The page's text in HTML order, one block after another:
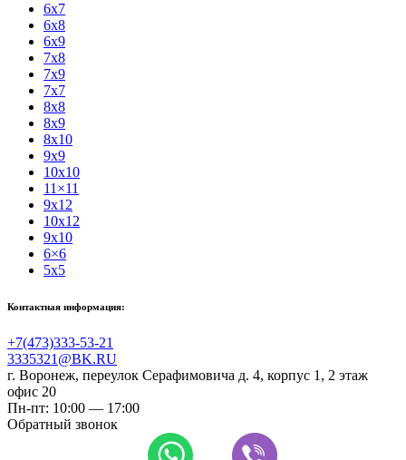
6x7
6x8
6x9
7x8
7x9
7x7
8x8
8x9
8x10
9x9
10x10
11×11
9x12
10x12
9x10
6×6
5x5
Контактная информация:
+7(473)333-53-21
3335321@BK.RU
г. Воронеж, переулок Серафимовича д. 4, корпус 1, 2 этаж
офис 20
Пн-пт: 10:00 — 17:00
Обратный звонок